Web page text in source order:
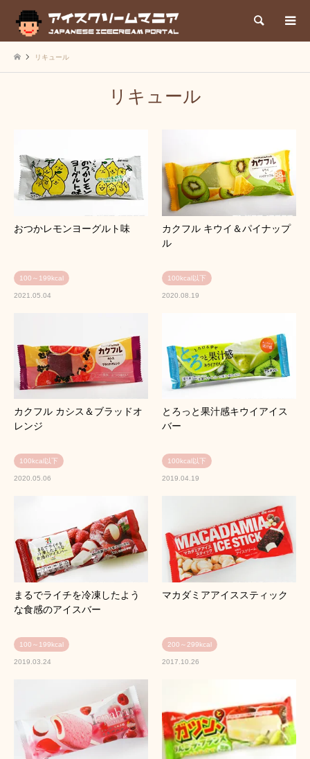
検索
リキュール
リキュール
おつかレモンヨーグルト味
100～199kcal
2021.05.04
カクフル キウイ＆パイナップ
ル
100kcal以下
2020.08.19
カクフル カシス＆ブラッドオ
レンジ
100kcal以下
2020.05.06
とろっと果汁感キウイアイス
バー
100kcal以下
2019.04.19
まるでライチを冷凍したよう
な食感のアイスバー
100～199kcal
2019.03.24
マカダミアアイススティック
200～299kcal
2017.10.26